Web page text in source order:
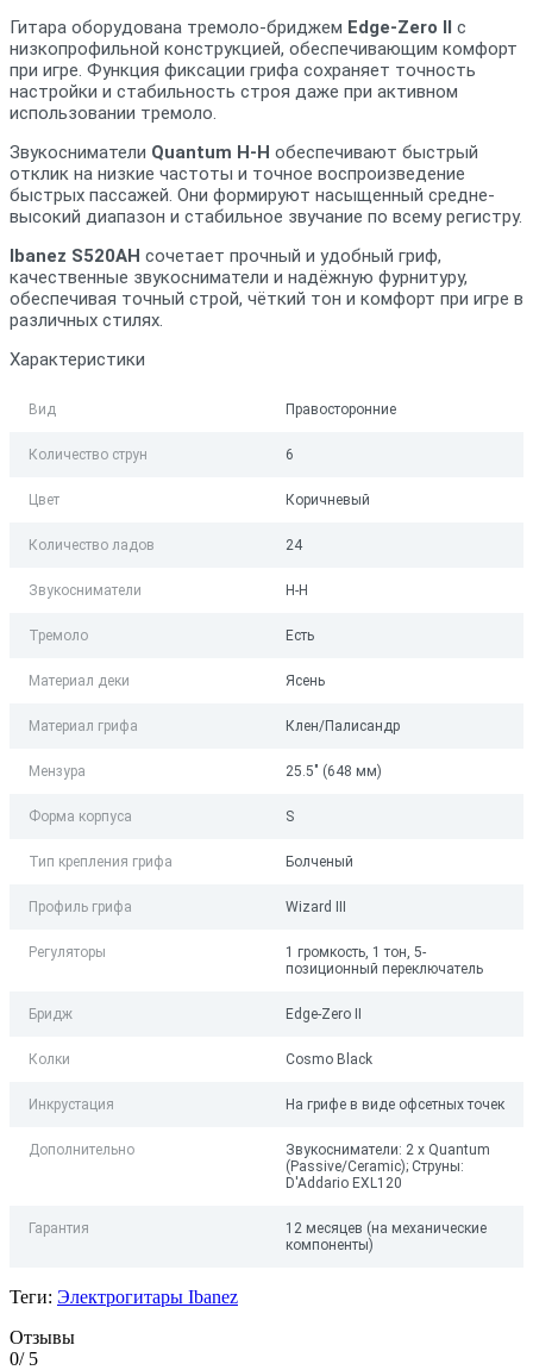
Гитара оборудована тремоло-бриджем Edge-Zero II с
низкопрофильной конструкцией, обеспечивающим комфорт
при игре. Функция фиксации грифа сохраняет точность
настройки и стабильность строя даже при активном
использовании тремоло.
Звукосниматели Quantum H-H обеспечивают быстрый
отклик на низкие частоты и точное воспроизведение
быстрых пассажей. Они формируют насыщенный средне-
высокий диапазон и стабильное звучание по всему регистру.
Ibanez S520AH сочетает прочный и удобный гриф,
качественные звукосниматели и надёжную фурнитуру,
обеспечивая точный строй, чёткий тон и комфорт при игре в
различных стилях.
Характеристики
Вид Правосторонние
Количество струн 6
Цвет Коричневый
Количество ладов 24
Звукосниматели H-H
Тремоло Есть
Материал деки Ясень
Материал грифа Клен/Палисандр
Мензура 25.5" (648 мм)
Форма корпуса S
Тип крепления грифа Болченый
Профиль грифа Wizard III
Регуляторы
1 громкость, 1 тон, 5-
позиционный переключатель
Бридж Edge-Zero II
Колки Cosmo Black
Инкрустация На грифе в виде офсетных точек
Дополнительно
Звукосниматели: 2 x Quantum
(Passive/Ceramic); Струны:
D'Addario EXL120
Гарантия
12 месяцев (на механические
компоненты)
Теги: Электрогитары Ibanez
Отзывы
0/ 5